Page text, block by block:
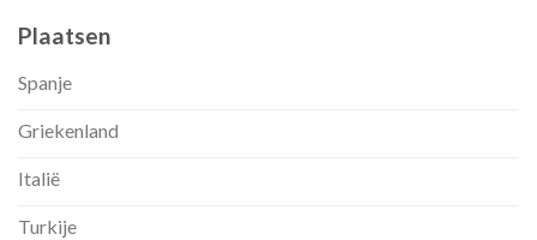
Plaatsen
Spanje
Griekenland
Italië
Turkije